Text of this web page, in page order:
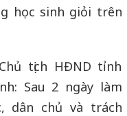
học sinh giỏi trên
tịch HĐND tỉnh
Sau 2 ngày làm
dân chủ và trách